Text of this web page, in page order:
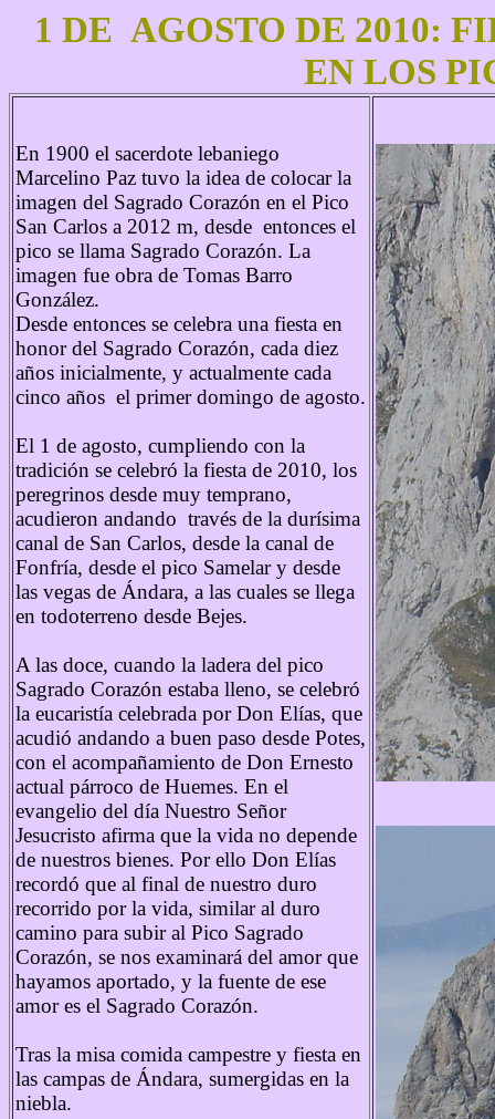
1 DE AGOSTO DE 2010:
EN LOS
En 1900 el sacerdote lebaniego
Marcelino Paz tuvo la idea de colocar la
imagen del Sagrado Corazón en el Pico
San Carlos a 2012 m, desde entonces el
pico se llama Sagrado Corazón. La
imagen fue obra de Tomas Barro
González.
Desde entonces se celebra una fiesta en
honor del Sagrado Corazón, cada diez
años inicialmente, y actualmente cada
cinco años el primer domingo de agosto.
El 1 de agosto, cumpliendo con la
tradición se celebró la fiesta de 2010, los
peregrinos desde muy temprano,
acudieron andando través de la durísima
canal de San Carlos, desde la canal de
Fonfría, desde el pico Samelar y desde
las vegas de Ándara, a las cuales se llega
en todoterreno desde Bejes.
A las doce, cuando la ladera del pico
Sagrado Corazón estaba lleno, se celebró
la eucaristía celebrada por Don Elías, que
acudió andando a buen paso desde Potes,
con el acompañamiento de Don Ernesto
actual párroco de Huemes. En el
evangelio del día Nuestro Señor
Jesucristo afirma que la vida no depende
de nuestros bienes. Por ello Don Elías
recordó que al final de nuestro duro
recorrido por la vida, similar al duro
camino para subir al Pico Sagrado
Corazón, se nos examinará del amor que
hayamos aportado, y la fuente de ese
amor es el Sagrado Corazón.
Tras la misa comida campestre y fiesta en
las campas de Ándara, sumergidas en la
niebla.